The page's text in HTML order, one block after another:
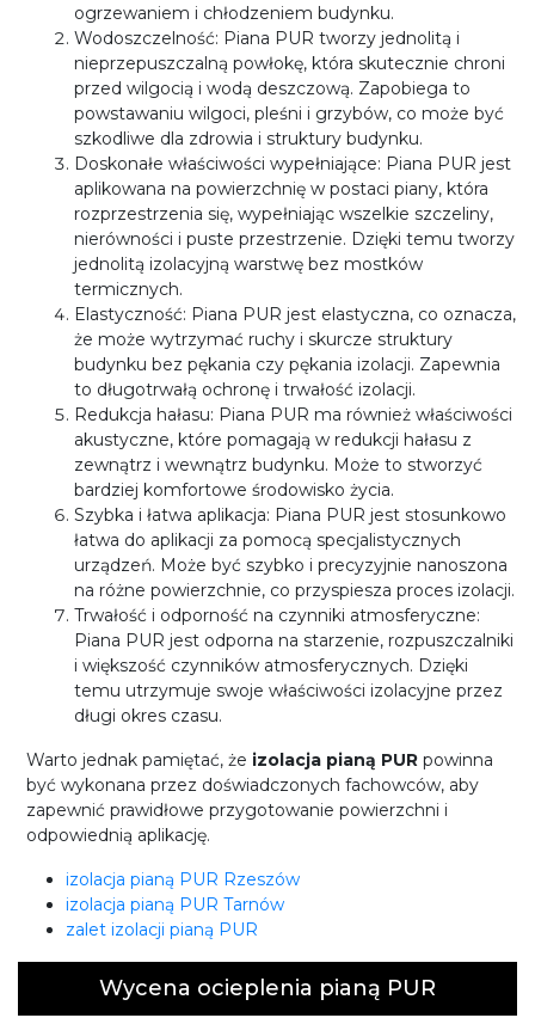
ogrzewaniem i chłodzeniem budynku.
Wodoszczelność: Piana PUR tworzy jednolitą i
nieprzepuszczalną powłokę, która skutecznie chroni
przed wilgocią i wodą deszczową. Zapobiega to
powstawaniu wilgoci, pleśni i grzybów, co może być
szkodliwe dla zdrowia i struktury budynku.
Doskonałe właściwości wypełniające: Piana PUR jest
aplikowana na powierzchnię w postaci piany, która
rozprzestrzenia się, wypełniając wszelkie szczeliny,
nierówności i puste przestrzenie. Dzięki temu tworzy
jednolitą izolacyjną warstwę bez mostków
termicznych.
Elastyczność: Piana PUR jest elastyczna, co oznacza,
że może wytrzymać ruchy i skurcze struktury
budynku bez pękania czy pękania izolacji. Zapewnia
to długotrwałą ochronę i trwałość izolacji.
Redukcja hałasu: Piana PUR ma również właściwości
akustyczne, które pomagają w redukcji hałasu z
zewnątrz i wewnątrz budynku. Może to stworzyć
bardziej komfortowe środowisko życia.
Szybka i łatwa aplikacja: Piana PUR jest stosunkowo
łatwa do aplikacji za pomocą specjalistycznych
urządzeń. Może być szybko i precyzyjnie nanoszona
na różne powierzchnie, co przyspiesza proces izolacji.
Trwałość i odporność na czynniki atmosferyczne:
Piana PUR jest odporna na starzenie, rozpuszczalniki
i większość czynników atmosferycznych. Dzięki
temu utrzymuje swoje właściwości izolacyjne przez
długi okres czasu.
Warto jednak pamiętać, że izolacja pianą PUR powinna
być wykonana przez doświadczonych fachowców, aby
zapewnić prawidłowe przygotowanie powierzchni i
odpowiednią aplikację.
izolacja pianą PUR Rzeszów
izolacja pianą PUR Tarnów
zalet izolacji pianą PUR
Wycena ocieplenia pianą PUR